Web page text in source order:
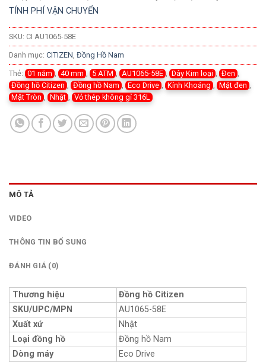
TÍNH PHÍ VẬN CHUYỂN
SKU: CI AU1065-58E
Danh mục: CITIZEN Đồng Hồ Nam
Thẻ: 01 năm 40 mm 5 ATM AU1065-58E Dây Kim loại Đen
Đồng hồ Citizen
Đồng hồ Nam Eco Drive Kính Khoáng Mặt đen
Mặt Tròn
Nhật Vỏ thép không gỉ 316L
MÔ TẢ
VIDEO
THÔNG TIN BỔ SUNG
ĐÁNH GIÁ (0)
Thương hiệu
Đồng hồ Citizen
SKU/UPC/MPN
AU1065-58E
Xuất xứ
Nhật
Loại đồng hồ
Đồng hồ Nam
Dòng máy
Eco Drive